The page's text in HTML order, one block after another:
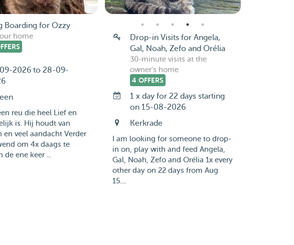
Boarding for Ozzy
home
2026 to 28-09-
reu die heel Lief en
is. Hij houdt van
en veel aandacht Verder
om 4x daags te
de ene keer ...
Drop-in Visits for Angela,
Gal, Noah, Zefo and Orélia
30-minute visits at the
owner's home
4 OFFERS
1 x day for 22 days starting
on 15-08-2026
Kerkrade
I am looking for someone to drop-
in on, play with and feed Angela,
Gal, Noah, Zefo and Orélia 1x every
other day on 22 days from Aug
15....